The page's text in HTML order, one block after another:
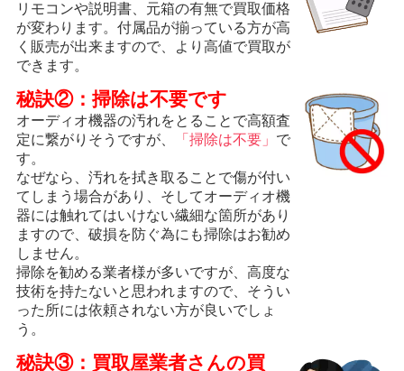
リモコンや説明書、元箱の有無で買取価格
が変わります。付属品が揃っている方が高
く販売が出来ますので、より高値で買取が
できます。
秘訣②：掃除は不要です
オーディオ機器の汚れをとることで高額査
定に繋がりそうですが、
「掃除は不要」 で
す。
なぜなら、汚れを拭き取ることで傷が付い
てしまう場合があり、そしてオーディオ機
器には触れてはいけない繊細な箇所があり
ますので、破損を防ぐ為にも掃除はお勧め
しません。
掃除を勧める業者様が多いですが、高度な
技術を持たないと思われますので、そうい
った所には依頼されない方が良いでしょ
う。
秘訣③：買取屋業者さんの買